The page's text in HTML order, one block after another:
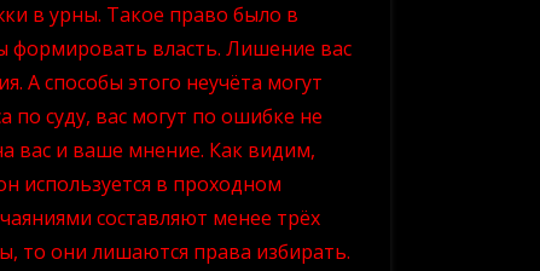
в урны. Такое право было в
власть. Лишение вас
А способы этого неучёта могут
по суду, вас могут по ошибке не
вас и ваше мнение. Как видим,
используется в проходном
составляют менее трёх
то они лишаются права избирать.